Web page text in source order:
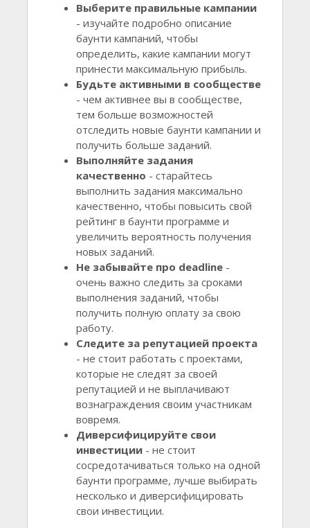
Выберите правильные кампании
- изучайте подробно описание
баунти кампаний, чтобы
определить, какие кампании могут
принести максимальную прибыль.
Будьте активными в сообществе
- чем активнее вы в сообществе,
тем больше возможностей
отследить новые баунти кампании и
получить больше заданий.
Выполняйте задания
качественно - старайтесь
выполнить задания максимально
качественно, чтобы повысить свой
рейтинг в баунти программе и
увеличить вероятность получения
новых заданий.
Не забывайте про deadline -
очень важно следить за сроками
выполнения заданий, чтобы
получить полную оплату за свою
работу.
Следите за репутацией проекта
- не стоит работать с проектами,
которые не следят за своей
репутацией и не выплачивают
вознаграждения своим участникам
вовремя.
Диверсифицируйте свои
инвестиции - не стоит
сосредотачиваться только на одной
баунти программе, лучше выбирать
несколько и диверсифицировать
свои инвестиции.